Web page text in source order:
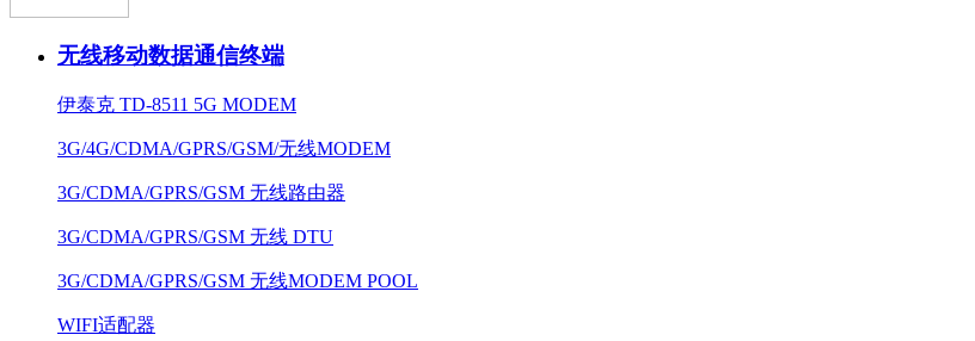
无线移动数据通信终端
伊泰克 TD-8511 5G MODEM
3G/4G/CDMA/GPRS/GSM/无线MODEM
3G/CDMA/GPRS/GSM 无线路由器
3G/CDMA/GPRS/GSM 无线 DTU
3G/CDMA/GPRS/GSM 无线MODEM POOL
WIFI适配器